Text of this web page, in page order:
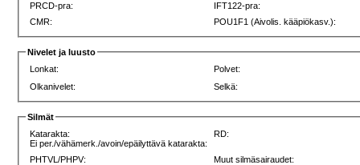
PRCD-pra:
IFT122-pra:
CMR:
POU1F1 (Aivolis. kääpiökasv.):
Nivelet ja luusto
Lonkat:
Polvet:
Olkanivelet:
Selkä:
Silmät
Katarakta:
Ei per./vähämerk./avoin/epäilyttävä katarakta:
RD:
PHTVL/PHPV: Muut silmäsairaudet: